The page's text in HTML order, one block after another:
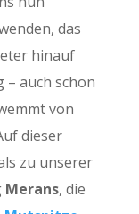
das
hinauf
auch schon
von
dieser
zu unserer
Merans, die